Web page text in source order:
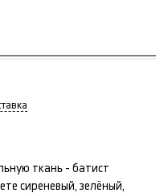
ткань - батист
сиреневый, зелёный,